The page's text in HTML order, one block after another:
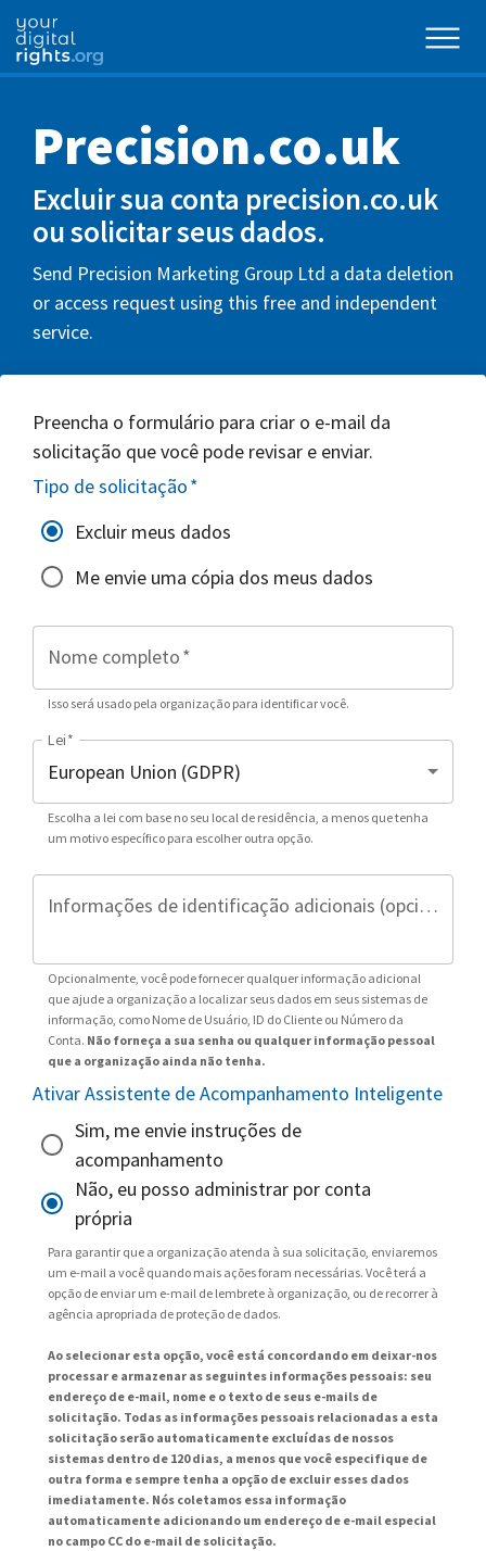
Precision.co.uk
Excluir sua conta precision.co.uk
ou solicitar seus dados.
Send Precision Marketing Group Ltd a data deletion
or access request using this free and independent
service.
Preencha o formulário para criar o e-mail da
solicitação que você pode revisar e enviar.
Tipo de solicitação*
Excluir meus dados
Me envie uma cópia dos meus dados
Nome completo*
Isso será usado pela organização para identificar você.
Lei*
Escolha a lei com base no seu local de residência, a menos que tenha
um motivo específico para escolher outra opção.
Informações de identificação adicionais (opcional)
Opcionalmente, você pode fornecer qualquer informação adicional
que ajude a organização a localizar seus dados em seus sistemas de
informação, como Nome de Usuário, ID do Cliente ou Número da
Conta. Não forneça a sua senha ou qualquer informação pessoal
que a organização ainda não tenha.
Ativar Assistente de Acompanhamento Inteligente
Sim, me envie instruções de
acompanhamento
Não, eu posso administrar por conta
própria
Para garantir que a organização atenda à sua solicitação, enviaremos
um e-mail a você quando mais ações foram necessárias. Você terá a
opção de enviar um e-mail de lembrete à organização, ou de recorrer à
agência apropriada de proteção de dados.
Ao selecionar esta opção, você está concordando em deixar-nos
processar e armazenar as seguintes informações pessoais: seu
endereço de e-mail, nome e o texto de seus e-mails de
solicitação. Todas as informações pessoais relacionadas a esta
solicitação serão automaticamente excluídas de nossos
sistemas dentro de 120 dias, a menos que você especifique de
outra forma e sempre tenha a opção de excluir esses dados
imediatamente. Nós coletamos essa informação
automaticamente adicionando um endereço de e-mail especial
no campo CC do e-mail de solicitação.